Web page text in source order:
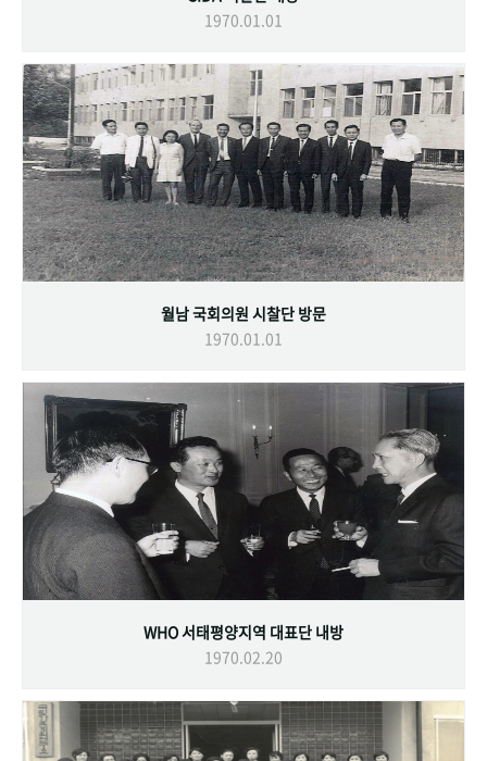
1970.01.01
월남 국회의원 시찰단 방문
1970.01.01
WHO 서태평양지역 대표단 내방
1970.02.20